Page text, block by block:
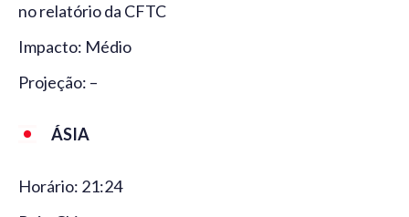
no relatório da CFTC
Impacto: Médio
Projeção: –
ÁSIA
Horário: 21:24